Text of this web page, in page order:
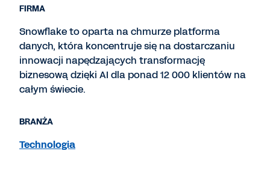
FIRMA
Snowflake to oparta na chmurze platforma
danych, która koncentruje się na dostarczaniu
innowacji napędzających transformację
biznesową dzięki AI dla ponad 12 000 klientów na
całym świecie.
BRANŻA
Technologia